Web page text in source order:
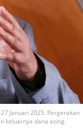
Januari 2025. Pergerakan
keluarnya dana asing.